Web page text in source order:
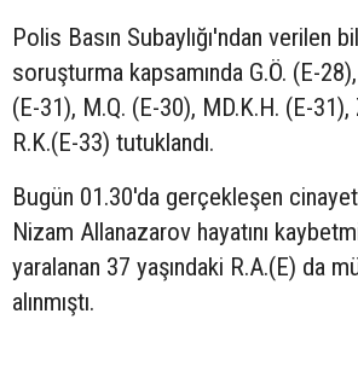
Polis Basın Subaylığı'ndan verilen
soruşturma kapsamında G.Ö. (E-
(E-31), M.Q. (E-30), MD.K.H. (E-
R.K.(E-33) tutuklandı.
Bugün 01.30'da gerçekleşen
Nizam Allanazarov hayatını
yaralanan 37 yaşındaki R.A.(E) da
alınmıştı.